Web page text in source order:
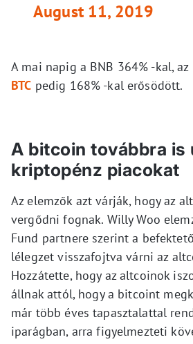
August 11, 2019
A mai napig a BNB 364% -kal, az
BTC pedig 168% -kal erősödött.
A bitcoin továbbra is
kriptopénz piacokat
Az elemzők azt várják, hogy az
vergődni fognak. Willy Woo
Fund partnere szerint a
lélegzet visszafojtva várni az
Hozzátette, hogy az altcoinok
állnak attól, hogy a bitcoint
már több éves tapasztalattal
iparágban, arra figyelmezteti